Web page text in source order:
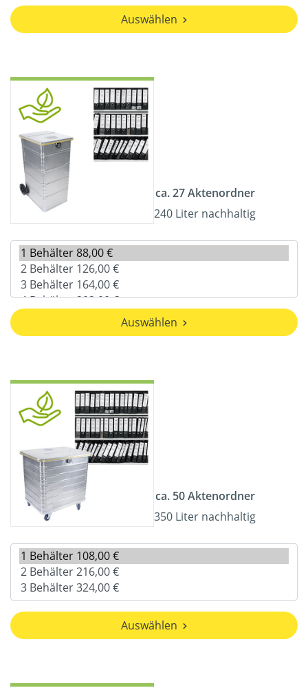
Auswählen
ca. 27 Aktenordner
240 Liter nachhaltig
Auswählen
ca. 50 Aktenordner
350 Liter nachhaltig
Auswählen